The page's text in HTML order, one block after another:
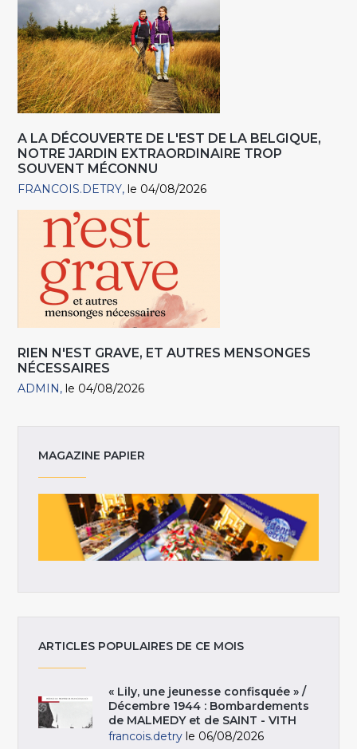
A LA DÉCOUVERTE DE L'EST DE LA BELGIQUE,
NOTRE JARDIN EXTRAORDINAIRE TROP
SOUVENT MÉCONNU
FRANCOIS.DETRY le 04/08/2026
RIEN N'EST GRAVE, ET AUTRES MENSONGES
NÉCESSAIRES
ADMIN le 04/08/2026
MAGAZINE PAPIER
ARTICLES POPULAIRES DE CE MOIS
« Lily, une jeunesse confisquée » /
Décembre 1944 : Bombardements
de MALMEDY et de SAINT - VITH
francois.detry le 06/08/2026